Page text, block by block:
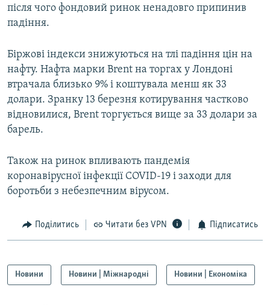
після чого фондовий ринок ненадовго припинив
падіння.
Біржові індекси знижуються на тлі падіння цін на
нафту. Нафта марки Brent на торгах у Лондоні
втрачала близько 9% і коштувала менш як 33
долари. Зранку 13 березня котирування частково
відновилися, Brent торгується вище за 33 долари за
барель.
Також на ринок впливають пандемія
коронавірусної інфекції COVID-19 і заходи для
боротьби з небезпечним вірусом.
Поділитись Читати без VPN Підписатись
Новини Новини | Міжнародні Новини | Економіка